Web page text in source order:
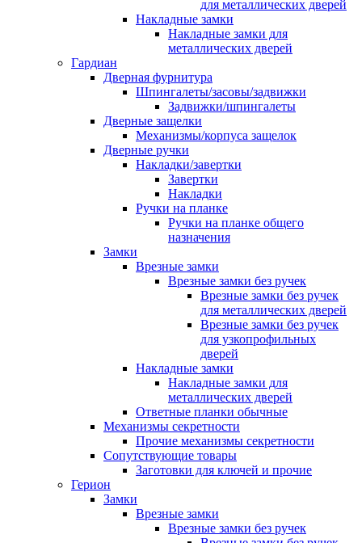
для металлических дверей
Накладные замки
Накладные замки для
металлических дверей
Гардиан
Дверная фурнитура
Шпингалеты/засовы/задвижки
Задвижки/шпингалеты
Дверные защелки
Механизмы/корпуса защелок
Дверные ручки
Накладки/завертки
Завертки
Накладки
Ручки на планке
Ручки на планке общего
назначения
Замки
Врезные замки
Врезные замки без ручек
Врезные замки без ручек
для металлических дверей
Врезные замки без ручек
для узкопрофильных
дверей
Накладные замки
Накладные замки для
металлических дверей
Ответные планки обычные
Механизмы секретности
Прочие механизмы секретности
Сопутствующие товары
Заготовки для ключей и прочие
Герион
Замки
Врезные замки
Врезные замки без ручек